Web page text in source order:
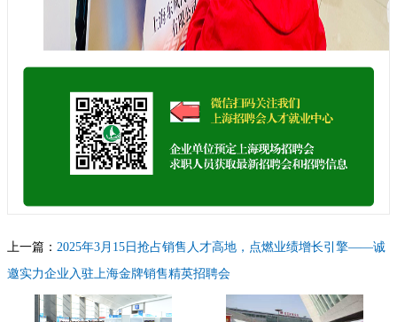
上一篇： 2025年3月15日抢占销售人才高地，点燃业绩增长引擎——诚
邀实力企业入驻上海金牌销售精英招聘会
下一篇：2025年3月15日上海大健康产业链招聘会（生物医药、食品保